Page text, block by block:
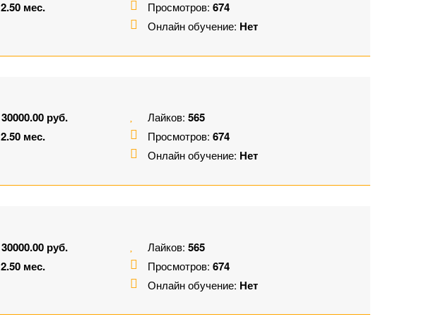
2.50 мес. Просмотров: 674
Онлайн обучение: Нет
30000.00 руб.
2.50 мес.
Лайков: 565
Просмотров: 674
Онлайн обучение: Нет
30000.00 руб.
2.50 мес.
Лайков: 565
Просмотров: 674
Онлайн обучение: Нет